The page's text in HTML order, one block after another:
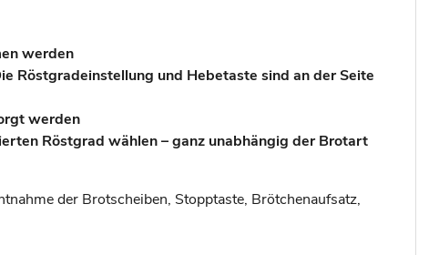
werden
Röstgradeinstellung und Hebetaste sind an der Seite
werden
Röstgrad wählen – ganz unabhängig der Brotart
der Brotscheiben, Stopptaste, Brötchenaufsatz,